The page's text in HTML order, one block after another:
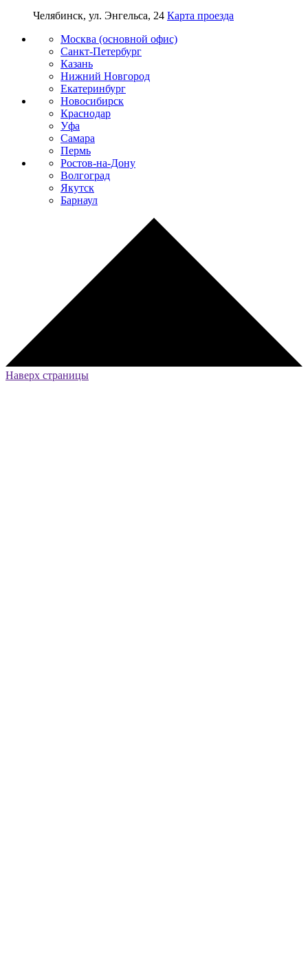
Челябинск, ул. Энгельса, 24 Карта проезда
Москва (основной офис)
Санкт-Петербург
Казань
Нижний Новгород
Екатеринбург
Новосибирск
Краснодар
Уфа
Самара
Пермь
Ростов-на-Дону
Волгоград
Якутск
Барнаул
Наверх страницы